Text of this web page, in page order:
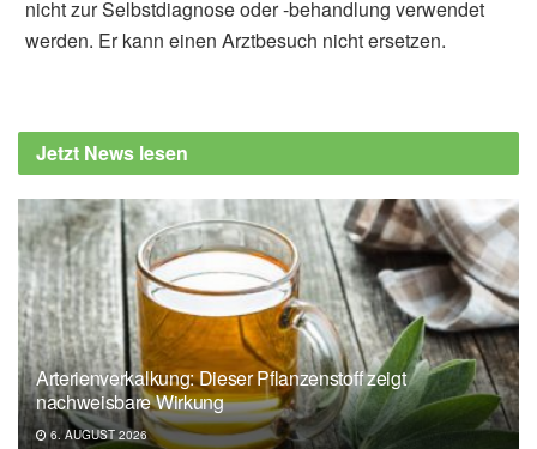
nicht zur Selbstdiagnose oder -behandlung verwendet
werden. Er kann einen Arztbesuch nicht ersetzen.
Jetzt News lesen
Arterienverkalkung: Dieser Pflanzenstoff zeigt
nachweisbare Wirkung
6. AUGUST 2026